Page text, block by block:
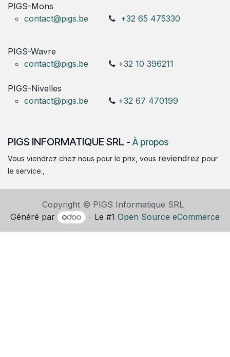
PIGS-Mons
contact@pigs.be
+32 65 475330
PIGS-Wavre
contact@pigs.be
+32 10 396211
PIGS-Nivelles
contact@pigs.be
+32 67 470199
PIGS INFORMATIQUE SRL - À propos
Vous viendrez chez nous pour le prix, vous reviendrez pour
le service.,
Copyright © PIGS Informatique SRL
Généré par
- Le #1 Open Source eCommerce